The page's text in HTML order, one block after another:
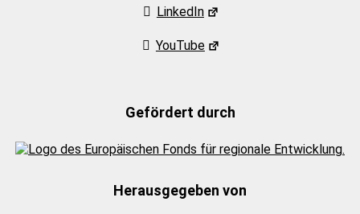
LinkedIn
YouTube
Gefördert durch
Herausgegeben von